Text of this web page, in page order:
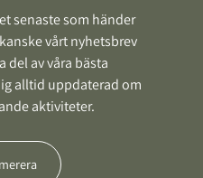
senaste som händer
vårt nyhetsbrev
del av våra bästa
alltid uppdaterad om
aktiviteter.